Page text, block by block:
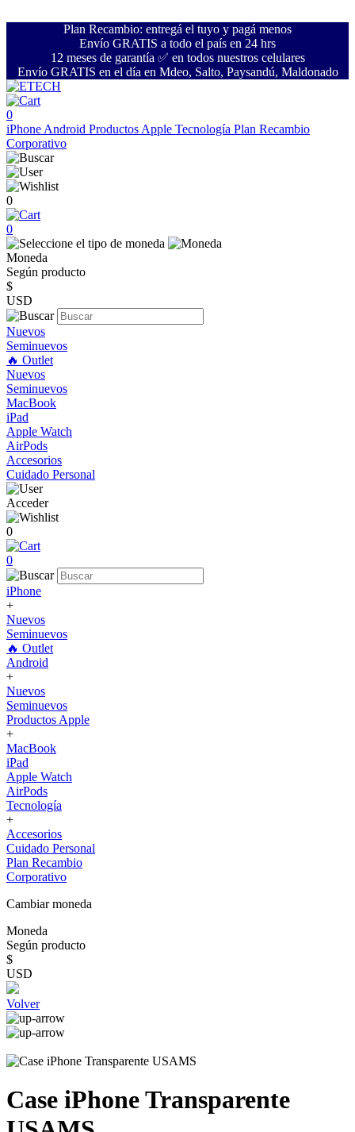
Plan Recambio: entregá el tuyo y pagá menos
Envío GRATIS a todo el país en 24 hrs
12 meses de garantía ✅ en todos nuestros celulares
Envío GRATIS en el día en Mdeo, Salto, Paysandú, Maldonado
0
iPhone Android Productos Apple Tecnología Plan Recambio
Corporativo
0
0
Moneda
Según producto
$
USD
Nuevos
Seminuevos
🔥 Outlet
Nuevos
Seminuevos
MacBook
iPad
Apple Watch
AirPods
Accesorios
Cuidado Personal
Acceder
0
0
iPhone
+
Nuevos
Seminuevos
🔥 Outlet
Android
+
Nuevos
Seminuevos
Productos Apple
+
MacBook
iPad
Apple Watch
AirPods
Tecnología
+
Accesorios
Cuidado Personal
Plan Recambio
Corporativo
Cambiar moneda
Moneda
Según producto
$
USD
Volver
Case iPhone Transparente